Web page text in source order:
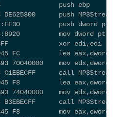
push ebp
push
push dword
mov dword ptr
xor edi,edi
FC          lea
70040000    mov edx,dword
call
F8          lea eax,dword
74040000    mov edx,dword
call
F8          mov